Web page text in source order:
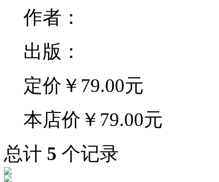
作者：
出版：
定价 ￥79.00元
本店价 ￥79.00元
总计 5 个记录